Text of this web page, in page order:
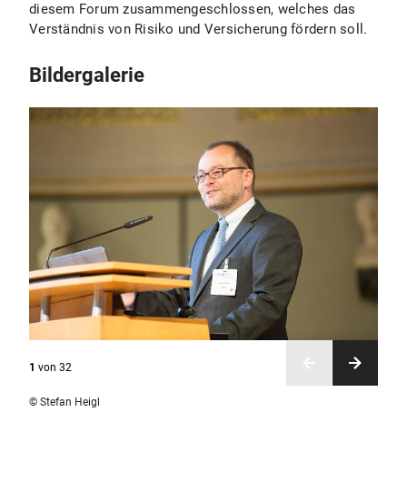
diesem Forum zusammengeschlossen, welches das
Verständnis von Risiko und Versicherung fördern soll.
Bildergalerie
1 von 32
© Stefan Heigl